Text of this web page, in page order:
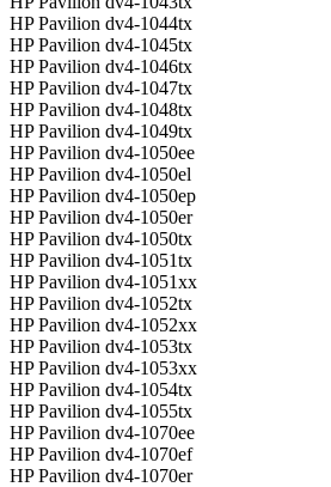
HP Pavilion dv4-1044tx
HP Pavilion dv4-1045tx
HP Pavilion dv4-1046tx
HP Pavilion dv4-1047tx
HP Pavilion dv4-1048tx
HP Pavilion dv4-1049tx
HP Pavilion dv4-1050ee
HP Pavilion dv4-1050el
HP Pavilion dv4-1050ep
HP Pavilion dv4-1050er
HP Pavilion dv4-1050tx
HP Pavilion dv4-1051tx
HP Pavilion dv4-1051xx
HP Pavilion dv4-1052tx
HP Pavilion dv4-1052xx
HP Pavilion dv4-1053tx
HP Pavilion dv4-1053xx
HP Pavilion dv4-1054tx
HP Pavilion dv4-1055tx
HP Pavilion dv4-1070ee
HP Pavilion dv4-1070ef
HP Pavilion dv4-1070er